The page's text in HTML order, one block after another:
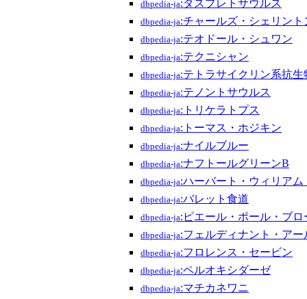
dbpedia-ja:ダスプレトサウルス
dbpedia-ja:チャールズ・シェリント
dbpedia-ja:テオドール・シュワン
dbpedia-ja:テクニシャン
dbpedia-ja:テトラサイクリン系抗生
dbpedia-ja:テノントサウルス
dbpedia-ja:トリケラトプス
dbpedia-ja:トーマス・ホジキン
dbpedia-ja:ナイルブルー
dbpedia-ja:ナフトールグリーンB
dbpedia-ja:ハーバート・ウィリアム
dbpedia-ja:バレット食道
dbpedia-ja:ピエール・ポール・ブロ
dbpedia-ja:フェルディナント・アー
dbpedia-ja:フロレンス・セービン
dbpedia-ja:ペルオキシダーゼ
dbpedia-ja:マチカネワニ